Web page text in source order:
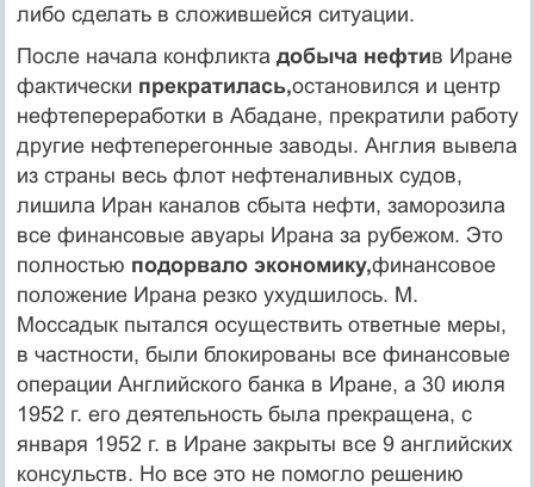
либо сделать в сложившейся ситуации.
После начала конфликта добыча нефтив Иране
фактически прекра­тилась,остановился и центр
нефтепереработки в Абадане, прекратили работу
другие нефтеперегонные заводы. Англия вывела
из страны весь флот нефтеналивных судов,
лишила Иран каналов сбыта нефти, замо­розила
все финансовые авуары Ирана за рубежом. Это
полностью подо­рвало экономику,финансовое
положение Ирана резко ухудшилось. М.
Моссадык пытался осуществить ответные меры,
в частности, были блокированы все финансовые
операции Английского банка в Иране, а 30 июля
1952 г. его деятельность была прекращена, с
января 1952 г. в Иране закрыты все 9 английских
консульств. Но все это не помогло решению